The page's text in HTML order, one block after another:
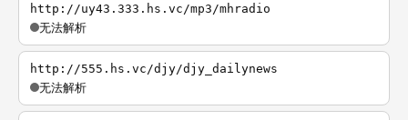
http://uy43.333.hs.vc/mp3/mhradio
无法解析
http://555.hs.vc/djy/djy_dailynews
无法解析